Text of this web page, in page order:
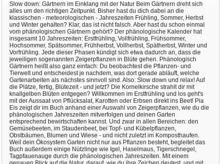
Slow down: Gärtnern im Einklang mit der Natur Beim Gärtnern dreht sich
alles um den richtigen Zeitpunkt. Bisher hast du dich dabei an die
klassischen - meteorologischen - Jahreszeiten Frühling, Sommer, Herbst
und Winter gehalten? Klar, das ist nicht falsch. Aber hast du schon einmal
vom phänologischen Gärtnern gehört? Der phänologische Kalender hat
insgesamt 10 Jahreszeiten: Erstfrühling, Vollfrühling, Frühsommer,
Hochsommer, Spätsommer, Frühherbst, Vollherbst, Spätherbst, Winter und
Vorfrühling. Jede dieser Phasen kündigt sich etwa dadurch an, dass die
jeweiligen sogenannten Zeigerpflanzen in Blüte gehen. Phänologisch
Gärtnern heißt also ganz einfach: Du beobachtest die Pflanzen- und
Tierwelt und entscheidest je nachdem, was dort gerade abläuft, welche
Gartenarbeiten als nächstes sinnvoll sind. Also: Slow down und relax! Auf
die Plätze, fertig, Blütezeit - und jetzt? Die Kornelkirsche strahlt dir mit
knallgelben Blüten entgegen? Willkommen im Erstfrühling und los geht's
mit der Aussaat von Pflücksalat, Karotten oder Erbsen direkt ins Beet! Pia
Eis zeigt dir im Buch anhand einer Auswahl von Zeigerpflanzen, wie du die
phänologischen Jahreszeiten mitverfolgen und deinen Garten
entsprechend bewirtschaften kannst. Und zwar in allen Bereichen: den
Gemüsebeeten, im Staudenbeet, bei Topf- und Kübelpflanzen,
Obstbäumen, Blumen und Wiese - und nicht zuletzt im Komposthaufen.
Weil dein Ökosystem Garten nicht nur aus Pflanzen besteht, begleitet das
Buch außerdem einige Nützlinge wie Igel, Haselmaus, Tigerschnegel,
Tagpfauenauge durch die phänologischen Jahreszeiten. Mit einem